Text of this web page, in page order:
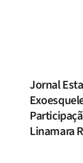
Jornal
Linamara